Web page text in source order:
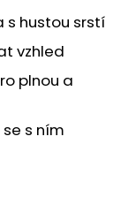
s hustou srstí
vzhled
plnou a
s ním